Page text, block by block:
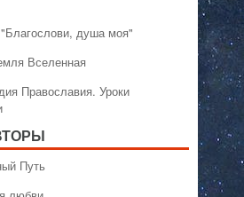
душа моя"
Вселенная
Православия. Уроки
Путь